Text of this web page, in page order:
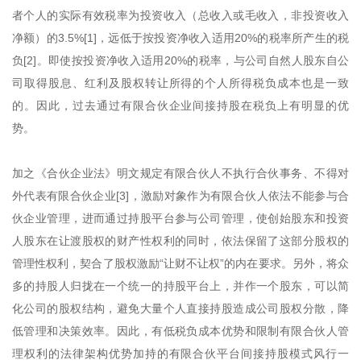
者个人的实际有效税率为投资收入（总收入或毛收入，非投资收入
净额）的3.5%[1]，远低于按投资净收入适用20%的税率所产生的税
负[2]。即使按投资净收入适用20%的税率，与公司自然人股东自公
司取得股息、红利及股权转让所得的个人所得税负成本也是一致
的。因此，过去通过有限合伙企业间接持股在税负上有明显的优
势。
加之《合伙企业法》明文规定有限合伙人不执行合伙事务、不得对
外代表有限合伙企业[3]，激励对象作为有限合伙人依法不能参与合
伙企业管理，进而通过持股平台参与公司管理，使创始股东和投资
人股东在让渡股权的财产性权利的同时，依法保留了这部分股权的
管理性权利，契合了股权激励“让财不让权”的内在要求。另外，将众
多的持股人归拢在一个统一的持股平台上，并作一个股东，可以简
化公司的股权结构，避免大量个人直接持股造成公司股权分散，降
低管理和决策效率。因此，有低税负成本优势和限制有限合伙人管
理权利的法律架构优势加持的有限合伙平台间接持股模式风行一